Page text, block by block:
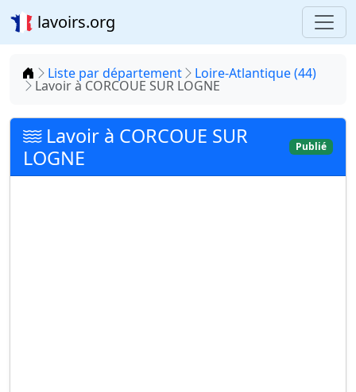
lavoirs.org
Accueil
Liste par département Loire-Atlantique (44)
Lavoir à CORCOUE SUR LOGNE
Lavoir à CORCOUE SUR
LOGNE
Publié